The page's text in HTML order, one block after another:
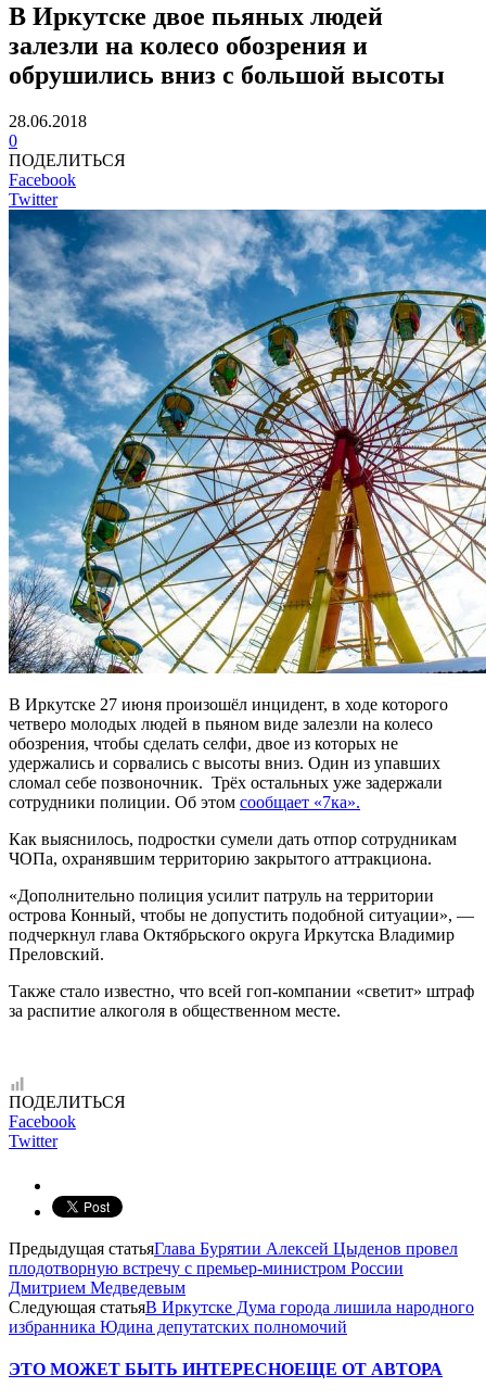
В Иркутске двое пьяных людей
залезли на колесо обозрения и
обрушились вниз с большой высоты
28.06.2018
0
ПОДЕЛИТЬСЯ
Facebook
Twitter
В Иркутске 27 июня произошёл инцидент, в ходе которого
четверо молодых людей в пьяном виде залезли на колесо
обозрения, чтобы сделать селфи, двое из которых не
удержались и сорвались с высоты вниз. Один из упавших
сломал себе позвоночник. Трёх остальных уже задержали
сотрудники полиции. Об этом сообщает «7ка».
Как выяснилось, подростки сумели дать отпор сотрудникам
ЧОПа, охранявшим территорию закрытого аттракциона.
«Дополнительно полиция усилит патруль на территории
острова Конный, чтобы не допустить подобной ситуации», —
подчеркнул глава Октябрьского округа Иркутска Владимир
Преловский.
Также стало известно, что всей гоп-компании «светит» штраф
за распитие алкоголя в общественном месте.
ПОДЕЛИТЬСЯ
Facebook
Twitter
Предыдущая статьяГлава Бурятии Алексей Цыденов провел
плодотворную встречу с премьер-министром России
Дмитрием Медведевым
Следующая статьяВ Иркутске Дума города лишила народного
избранника Юдина депутатских полномочий
ЭТО МОЖЕТ БЫТЬ ИНТЕРЕСНОЕЩЕ ОТ АВТОРА